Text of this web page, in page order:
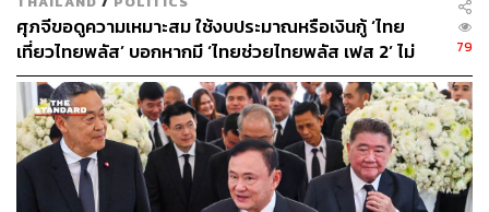
ขณะที่วิทยายืนยันว่า ไม่เคยตำหนิอาชีพไรเดอร์ แต่ประท้วง
เรื่องข้อบังคับ กระทั่งพรเพชรยอมรับว่า ตัวเองผ่อนปรนและ
โลกนี้เป็นอย่างนั้นไปแล้ว คงทำอะไรไม่ได้ แต่ขอสมาชิกอย่า
อ่านมาก ส่วนคำพูดว่า ‘ส้มหล่น’ นั้นขอให้ช่วยถอนคำพูด ซึ่ง
ต่อมาวิโรจน์ขอถอนคำพูดว่า ส้มหล่น และเปลี่ยนเป็นคำว่า
ส้มทั้งแผ่นดิน
ศุภจีขอดูความเหมาะสม ใช้งบประมาณหรือเงินกู้ ‘ไทย
เที่ยวไทยพลัส’ บอกหากมี ‘ไทยช่วยไทยพลัส เฟส 2’ ไม่
จำเป็นต้องออกพร้อมกัน
79